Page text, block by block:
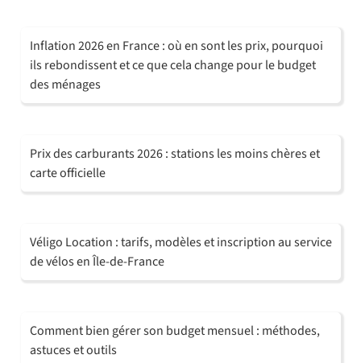
Inflation 2026 en France : où en sont les prix, pourquoi
ils rebondissent et ce que cela change pour le budget
des ménages
Prix des carburants 2026 : stations les moins chères et
carte officielle
Véligo Location : tarifs, modèles et inscription au service
de vélos en Île-de-France
Comment bien gérer son budget mensuel : méthodes,
astuces et outils